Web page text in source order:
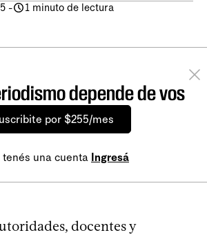
- 1 minuto de lectura
depende de vos
por $255/mes
tenés una cuenta Ingresá
docentes y